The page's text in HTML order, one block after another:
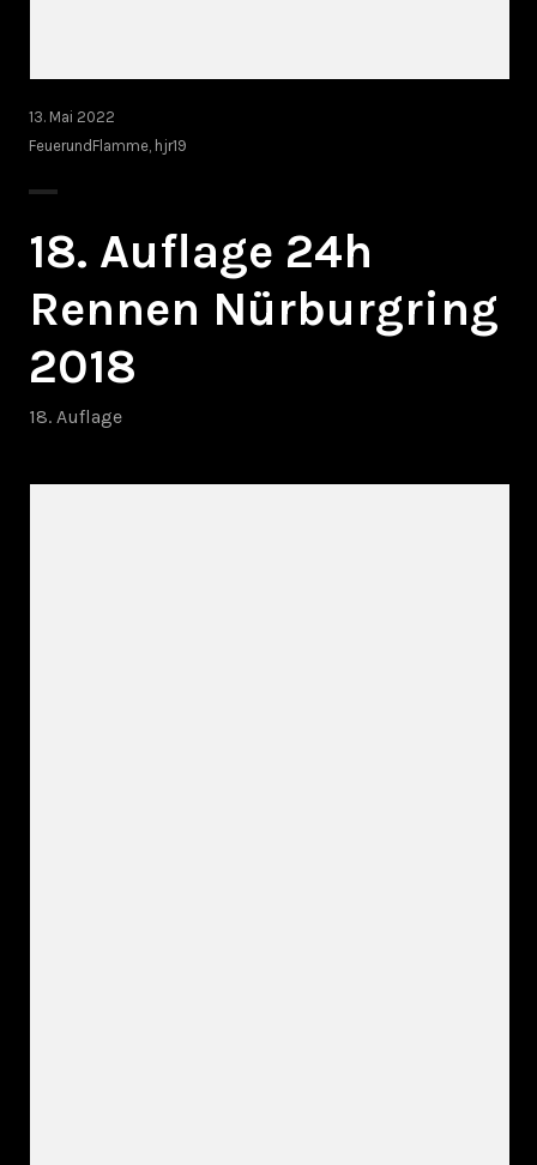
13. Mai 2022
FeuerundFlamme hjr19
18. Auflage 24h
Rennen Nürburgring
2018
18. Auflage